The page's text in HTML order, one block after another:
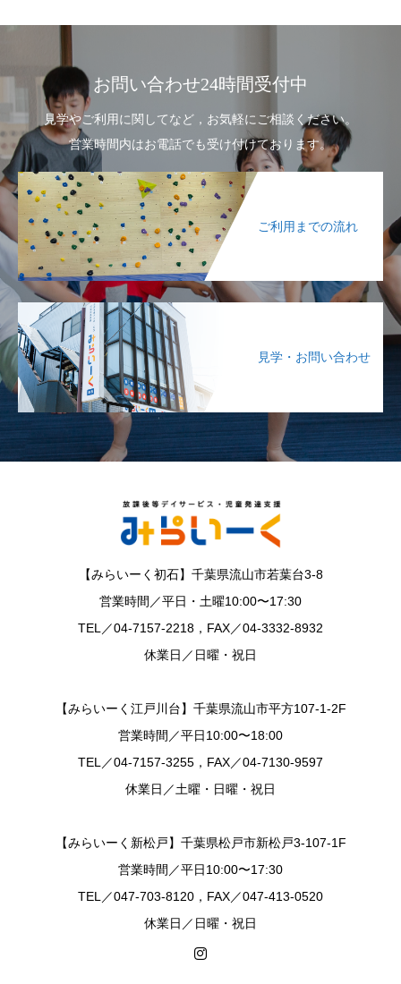
お問い合わせ24時間受付中
見学やご利用に関してなど，お気軽にご相談ください。
営業時間内はお電話でも受け付けております。
ご利用までの流れ
見学・お問い合わせ
【みらいーく初石】千葉県流山市若葉台3-8
営業時間／平日・土曜10:00〜17:30
TEL／04-7157-2218，FAX／04-3332-8932
休業日／日曜・祝日
【みらいーく江戸川台】千葉県流山市平方107-1-2F
営業時間／平日10:00〜18:00
TEL／04-7157-3255，FAX／04-7130-9597
休業日／土曜・日曜・祝日
【みらいーく新松戸】千葉県松戸市新松戸3-107-1F
営業時間／平日10:00〜17:30
TEL／047-703-8120，FAX／047-413-0520
休業日／日曜・祝日